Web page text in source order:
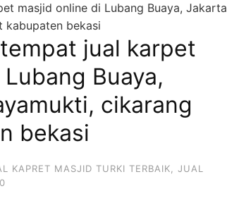
masjid online di Lubang Buaya, Jakarta
kabupaten bekasi
jual karpet
Buaya,
cikarang
bekasi
KAPRET MASJID TURKI TERBAIK
JUAL